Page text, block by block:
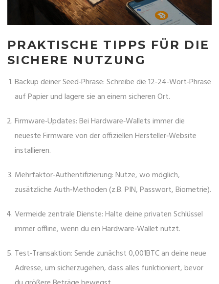
PRAKTISCHE TIPPS FÜR DIE
SICHERE NUTZUNG
Backup deiner Seed‑Phrase: Schreibe die 12‑24‑Wort‑Phrase
auf Papier und lagere sie an einem sicheren Ort.
Firmware‑Updates: Bei Hardware‑Wallets immer die
neueste Firmware von der offiziellen Hersteller‑Website
installieren.
Mehrfaktor‑Authentifizierung: Nutze, wo möglich,
zusätzliche Auth‑Methoden (z.B. PIN, Passwort, Biometrie).
Vermeide zentrale Dienste: Halte deine privaten Schlüssel
immer offline, wenn du ein Hardware‑Wallet nutzt.
Test‑Transaktion: Sende zunächst 0,001BTC an deine neue
Adresse, um sicherzugehen, dass alles funktioniert, bevor